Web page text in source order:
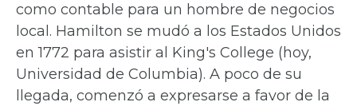
como contable para un hombre de negocios
local. Hamilton se mudó a los Estados Unidos
en 1772 para asistir al King's College (hoy,
Universidad de Columbia). A poco de su
llegada, comenzó a expresarse a favor de la